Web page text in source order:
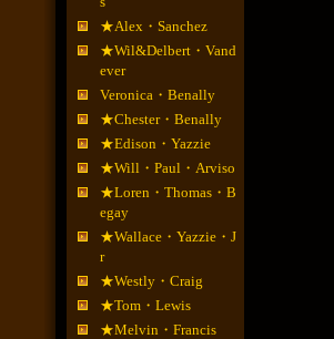
★Alex・Sanchez
★Wil&Delbert・Vand
ever
Veronica・Benally
★Chester・Benally
★Edison・Yazzie
★Will・Paul・Arviso
★Loren・Thomas・B
egay
★Wallace・Yazzie・J
r
★Westly・Craig
★Tom・Lewis
★Melvin・Francis